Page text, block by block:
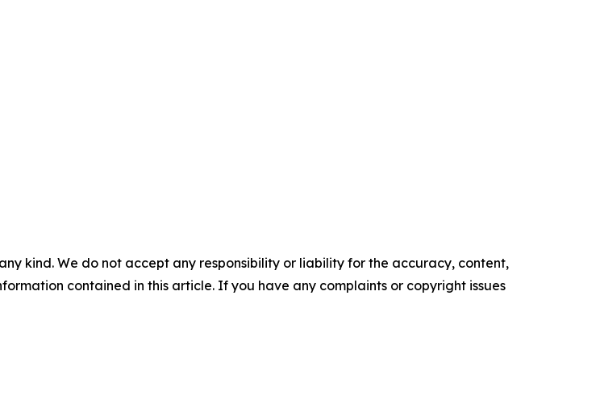
kind. We do not accept any responsibility or liability for the accuracy, content,
contained in this article. If you have any complaints or copyright issues